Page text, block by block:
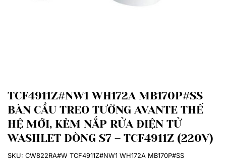
TCF4911Z#NW1 WH172A MB170P#SS
BÀN CẦU TREO TƯỜNG AVANTE THẾ
HỆ MỚI, KÈM NẮP RỬA ĐIỆN TỬ
WASHLET DÒNG S7 – TCF4911Z (220V)
SKU: CW822RA#W TCF4911Z#NW1 WH172A MB170P#SS